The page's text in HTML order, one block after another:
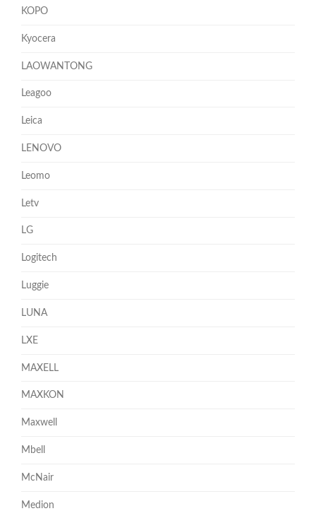
KOPO
Kyocera
LAOWANTONG
Leagoo
Leica
LENOVO
Leomo
Letv
LG
Logitech
Luggie
LUNA
LXE
MAXELL
MAXKON
Maxwell
Mbell
McNair
Medion